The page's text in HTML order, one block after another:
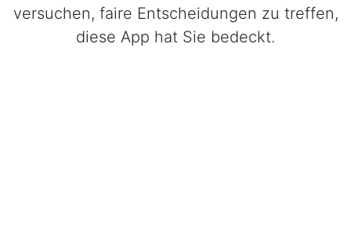
versuchen, faire Entscheidungen zu treffen,
diese App hat Sie bedeckt.